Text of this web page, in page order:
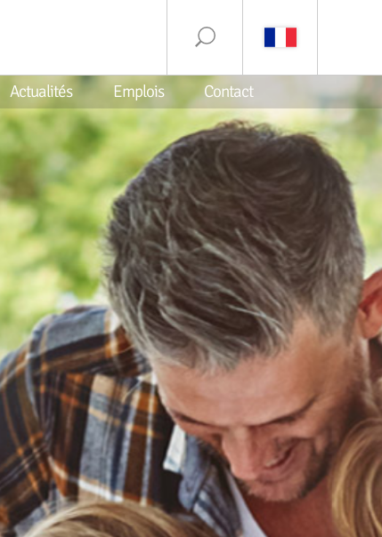
Actualités Emplois Contact